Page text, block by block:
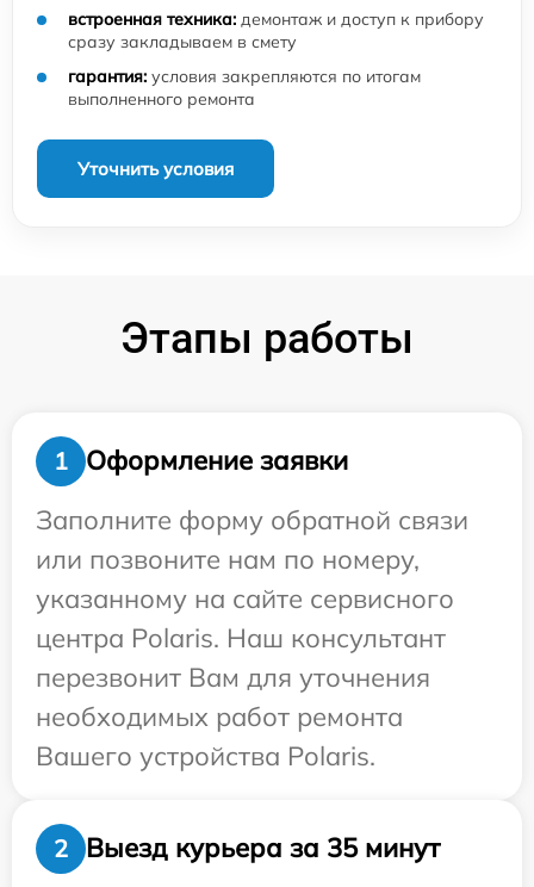
встроенная техника: демонтаж и доступ к прибору
сразу закладываем в смету
гарантия: условия закрепляются по итогам
выполненного ремонта
Уточнить условия
Этапы работы
1
Оформление заявки
Заполните форму обратной связи
или позвоните нам по номеру,
указанному на сайте сервисного
центра Polaris. Наш консультант
перезвонит Вам для уточнения
необходимых работ ремонта
Вашего устройства Polaris.
2
Выезд курьера за 35 минут